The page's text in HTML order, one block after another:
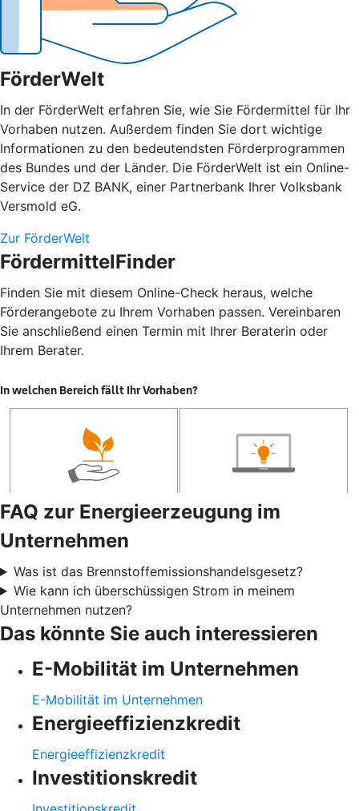
FörderWelt
In der FörderWelt erfahren Sie, wie Sie Fördermittel für Ihr
Vorhaben nutzen. Außerdem finden Sie dort wichtige
Informationen zu den bedeutendsten Förderprogrammen
des Bundes und der Länder. Die FörderWelt ist ein Online-
Service der DZ BANK, einer Partnerbank Ihrer Volksbank
Versmold eG.
Zur FörderWelt
FördermittelFinder
Finden Sie mit diesem Online-Check heraus, welche
Förderangebote zu Ihrem Vorhaben passen. Vereinbaren
Sie anschließend einen Termin mit Ihrer Beraterin oder
Ihrem Berater.
FAQ zur Energieerzeugung im
Unternehmen
Was ist das Brennstoffemissionshandelsgesetz?
Wie kann ich überschüssigen Strom in meinem
Unternehmen nutzen?
Das könnte Sie auch interessieren
E-Mobilität im Unternehmen
E-Mobilität im Unternehmen
Energieeffizienzkredit
Energieeffizienzkredit
Investitionskredit